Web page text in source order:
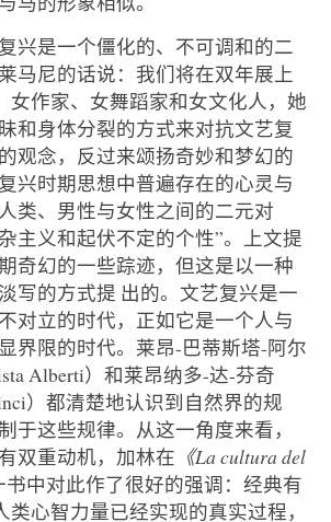
兴是一个僵化的、不可调和的二
马尼的话说：我们将在双年展上
女作家、女舞蹈家和女文化人，她
和身体分裂的方式来对抗文艺复
观念，反过来颂扬奇妙和梦幻的
兴时期思想中普遍存在的心灵与
类、男性与女性之间的二元对
主义和起伏不定的个性”。上文提
奇幻的一些踪迹，但这是以一种
写的方式提 出的。文艺复兴是一
对立的时代，正如它是一个人与
界限的时代。莱昂-巴蒂斯塔-阿尔
Alberti）和莱昂纳多-达-芬奇
）都清楚地认识到自然界的规
于这些规律。从这一角度来看，
双重动机，加林在 《La cultura del
书中对此作了很好的强调：经典有
类心智力量已经实现的真实过程，